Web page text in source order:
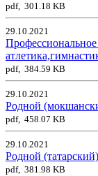
pdf, 301.18 KB
29.10.2021
pdf, 384.59 KB
29.10.2021
Родной
pdf, 458.07 KB
29.10.2021
Родной
pdf, 381.98 KB